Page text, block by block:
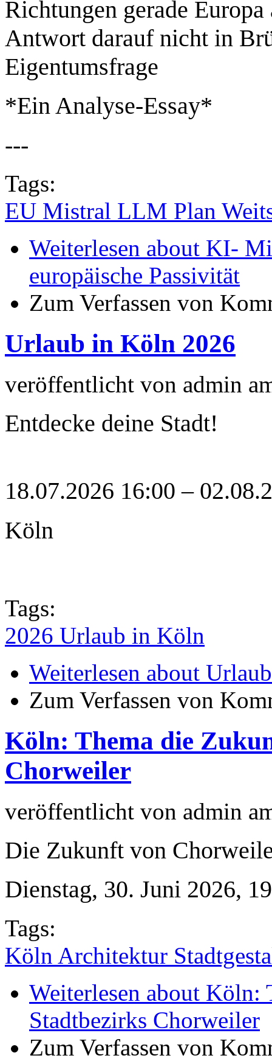
Richtungen gerade
Antwort darauf nicht in
Eigentumsfrage
*Ein Analyse-Essay*
---
Tags:
EU Mistral LLM Plan
Weiterlesen about KI-
europäische Passivität
Zum Verfassen von
Urlaub in Köln 2026
veröffentlicht von admin
Entdecke deine Stadt!
18.07.2026 16:00 –
Köln
Tags:
2026 Urlaub in Köln
Weiterlesen about
Zum Verfassen von
Köln: Thema die
Chorweiler
veröffentlicht von admin
Die Zukunft von
Dienstag, 30. Juni 2026,
Tags:
Köln Architektur
Weiterlesen about Köln:
Stadtbezirks Chorweiler
Zum Verfassen von